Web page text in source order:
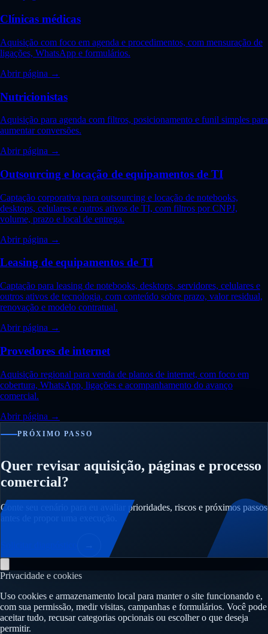
Clínicas médicas
Aquisição com foco em agenda e procedimentos, com mensuração de
ligações, WhatsApp e formulários.
Abrir página →
Nutricionistas
Aquisição para agenda com filtros, posicionamento e funil simples para
aumentar conversões.
Abrir página →
Outsourcing e locação de equipamentos de TI
Captação corporativa para outsourcing e locação de notebooks,
desktops, celulares e outros ativos de TI, com filtros por CNPJ,
volume, prazo e local de entrega.
Abrir página →
Leasing de equipamentos de TI
Captação para leasing de notebooks, desktops, servidores, celulares e
outros ativos de tecnologia, com conteúdo sobre prazo, valor residual,
renovação e modelo contratual.
Abrir página →
Provedores de internet
Aquisição regional para venda de planos de internet, com foco em
cobertura, WhatsApp, ligações e acompanhamento do avanço
comercial.
Abrir página →
PRÓXIMO PASSO
Quer revisar aquisição, páginas e processo
comercial?
Conte seu cenário para eu avaliar prioridades, riscos e próximos passos
Privacidade e cookies
Uso cookies e armazenamento local para manter o site funcionando e,
com sua permissão, medir visitas, campanhas e formulários. Você pode
aceitar tudo, recusar categorias opcionais ou escolher o que deseja
permitir.